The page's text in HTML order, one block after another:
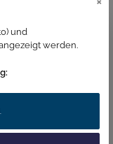
Mix quer
und
werden.